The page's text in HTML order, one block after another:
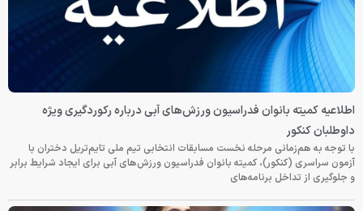
اطلاعیه کمیته بانوان فدراسیون ورزش‌های آبی درباره رکوردگیری ویژه
داوطلبان کنکور
با توجه به هم‌زمانی مرحله نخست مسابقات انتخابی تیم ملی تایم‌تریل دختران با
آزمون سراسری (کنکور)، کمیته بانوان فدراسیون ورزش‌های آبی برای ایجاد شرایط برابر
و جلوگیری از تداخل برنامه‌های